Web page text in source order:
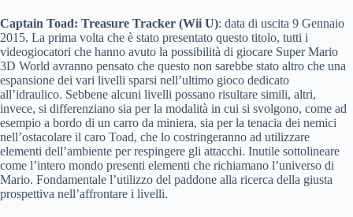
Captain Toad: Treasure Tracker (Wii U): data di uscita 9 Gennaio
2015. La prima volta che è stato presentato questo titolo, tutti i
videogiocatori che hanno avuto la possibilità di giocare Super Mario
3D World avranno pensato che questo non sarebbe stato altro che una
espansione dei vari livelli sparsi nell’ultimo gioco dedicato
all’idraulico. Sebbene alcuni livelli possano risultare simili, altri,
invece, si differenziano sia per la modalità in cui si svolgono, come ad
esempio a bordo di un carro da miniera, sia per la tenacia dei nemici
nell’ostacolare il caro Toad, che lo costringeranno ad utilizzare
elementi dell’ambiente per respingere gli attacchi. Inutile sottolineare
come l’intero mondo presenti elementi che richiamano l’universo di
Mario. Fondamentale l’utilizzo del paddone alla ricerca della giusta
prospettiva nell’affrontare i livelli.